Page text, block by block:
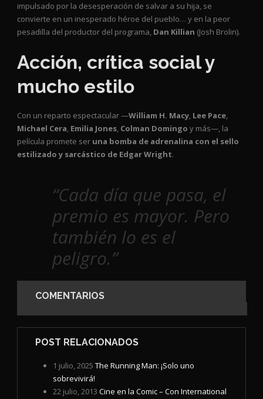
impulsado por la desesperación de salvar a su hija, se
convierte en un inesperado héroe del pueblo… y en la peor
pesadilla del productor del programa, Dan Killian (Josh Brolin).
Acción, crítica social y
mucho estilo
Con un reparto espectacular —William H. Macy, Lee Pace,
Michael Cera, Emilia Jones, Colman Domingo y más—, la
película promete ser una bomba de adrenalina con el sello
estilizado y sarcástico de Edgar Wright.
“Cada día que pasa, el
premio es mayor. Pero
también lo es el
peligro.”
COMENTARIOS
POST RELACIONADOS
1 julio, 2025 The Running Man: ¡Solo uno
sobrevivirá!
22 julio, 2013 Cine en la Comic – Con International